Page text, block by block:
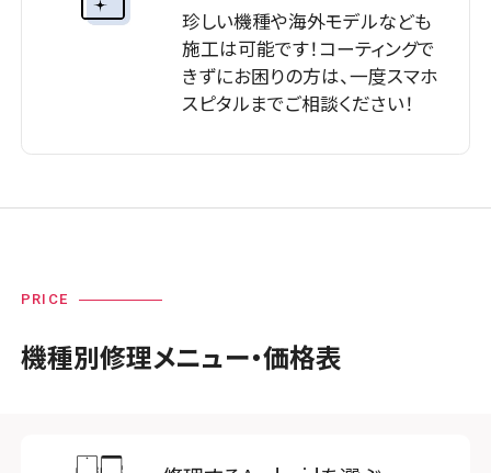
珍しい機種や海外モデルなども
施工は可能です！コーティングで
きずにお困りの方は、一度スマホ
スピタルまでご相談ください！
PRICE
機種別修理メニュー・価格表